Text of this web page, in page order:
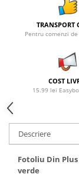
TRANSPORT
Pentru comenzi
COST
15.99 lei
Descriere
Fotoliu Din
verde